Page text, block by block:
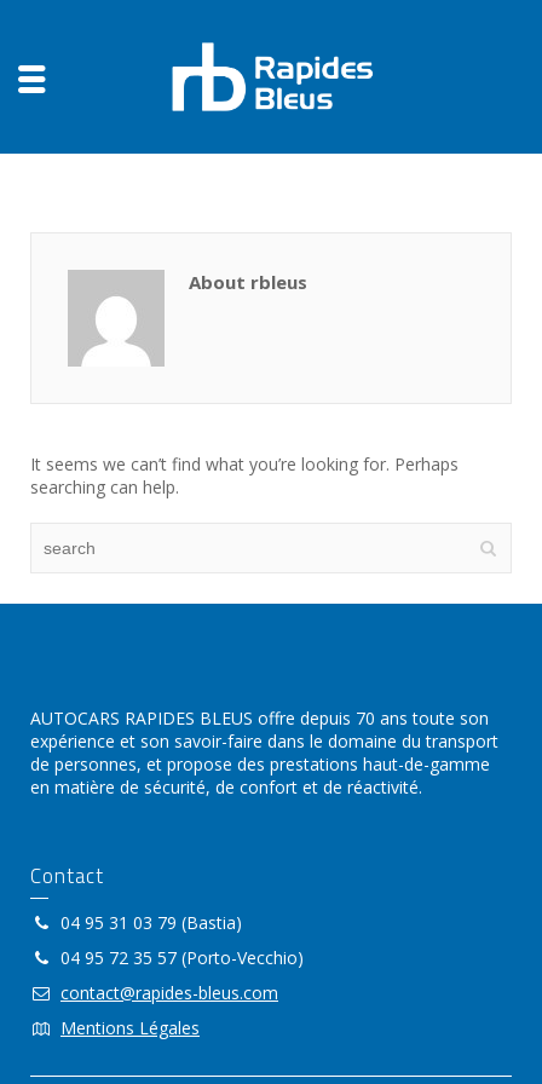
About rbleus
It seems we can’t find what you’re looking for. Perhaps
searching can help.
AUTOCARS RAPIDES BLEUS offre depuis 70 ans toute son
expérience et son savoir-faire dans le domaine du transport
de personnes, et propose des prestations haut-de-gamme
en matière de sécurité, de confort et de réactivité.
Contact
04 95 31 03 79 (Bastia)
04 95 72 35 57 (Porto-Vecchio)
contact@rapides-bleus.com
Mentions Légales